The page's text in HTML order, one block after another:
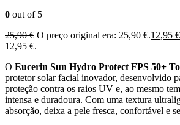
0 out of 5
25,90€ O preço original era: 25,90 €.12,95 €
12,95 €.
O Eucerin Sun Hydro Protect FPS 50+
protetor solar facial inovador, desenvolvido
proteção contra os raios UV e, ao mesmo
intensa e duradoura. Com uma textura
absorção, deixa a pele fresca, confortável e